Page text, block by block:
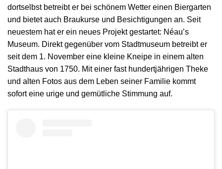
dortselbst betreibt er bei schönem Wetter einen Biergarten
und bietet auch Braukurse und Besichtigungen an. Seit
neuestem hat er ein neues Projekt gestartet: Néau’s
Museum. Direkt gegenüber vom Stadtmuseum betreibt er
seit dem 1. November eine kleine Kneipe in einem alten
Stadthaus von 1750. Mit einer fast hundertjährigen Theke
und alten Fotos aus dem Leben seiner Familie kommt
sofort eine urige und gemütliche Stimmung auf.